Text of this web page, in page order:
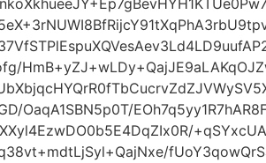
OaqA1SBN5p0T/